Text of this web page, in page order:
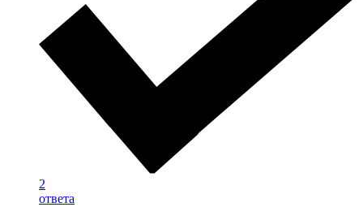
2
ответа